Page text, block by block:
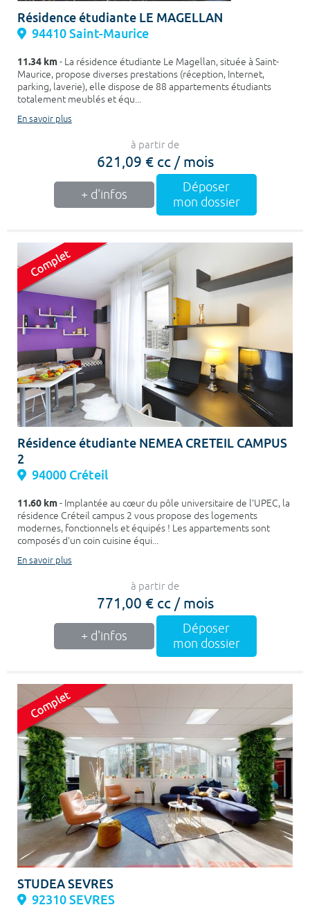
Résidence étudiante LE MAGELLAN
94410 Saint-Maurice
11.34 km- La résidence étudiante Le Magellan, située à Saint-
Maurice, propose diverses prestations (réception, Internet,
parking, laverie), elle dispose de 88 appartements étudiants
totalement meublés et équ...
En savoir plus
à partir de
621,09 € cc / mois
+ d'infos
Déposer
mon dossier
Résidence étudiante NEMEA CRETEIL CAMPUS
2
94000 Créteil
11.60 km- Implantée au cœur du pôle universitaire de l’UPEC, la
résidence Créteil campus 2 vous propose des logements
modernes, fonctionnels et équipés ! Les appartements sont
composés d’un coin cuisine équi...
En savoir plus
à partir de
771,00 € cc / mois
+ d'infos
Déposer
mon dossier
STUDEA SEVRES
92310 SEVRES